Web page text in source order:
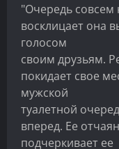
"Очередь совсем
восклицает она
голосом
своим друзьям.
покидает свое
мужской
туалетной
вперед. Ее
подчеркивает ее